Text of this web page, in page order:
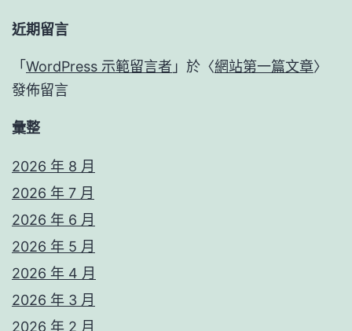
近期留言
「 WordPress 示範留言者 」於〈網站第一篇文章〉
發佈留言
彙整
2026 年 8 月
2026 年 7 月
2026 年 6 月
2026 年 5 月
2026 年 4 月
2026 年 3 月
2026 年 2 月